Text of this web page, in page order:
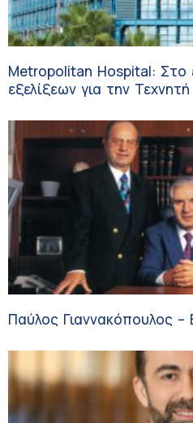
Metropolitan Hospital: Στο
εξελίξεων για την Τεχνητή Νοημοσύνη και την
Παύλος Γιαννακόπουλος –